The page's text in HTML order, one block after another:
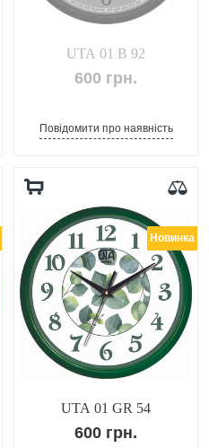
UTA 01 B 92
600 грн.
Повідомити про наявність
Новинка
UTA 01 GR 54
600 грн.